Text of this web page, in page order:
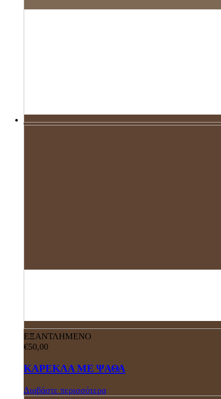
ΕΞΑΝΤΛΗΜΕΝΟ
€50,00
ΚΑΡΕΚΛΑ ΜΕ ΨΑΘΑ
Διαβάστε περισσότερα